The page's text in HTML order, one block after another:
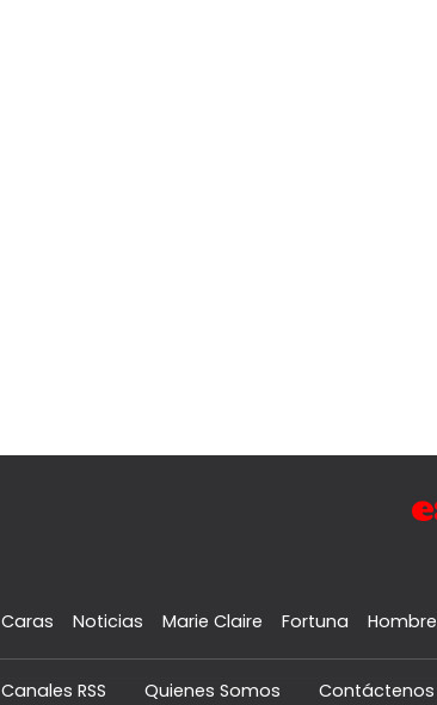
Caras Noticias Marie Claire Fortuna Hombre
Canales RSS Quienes Somos Contáctenos